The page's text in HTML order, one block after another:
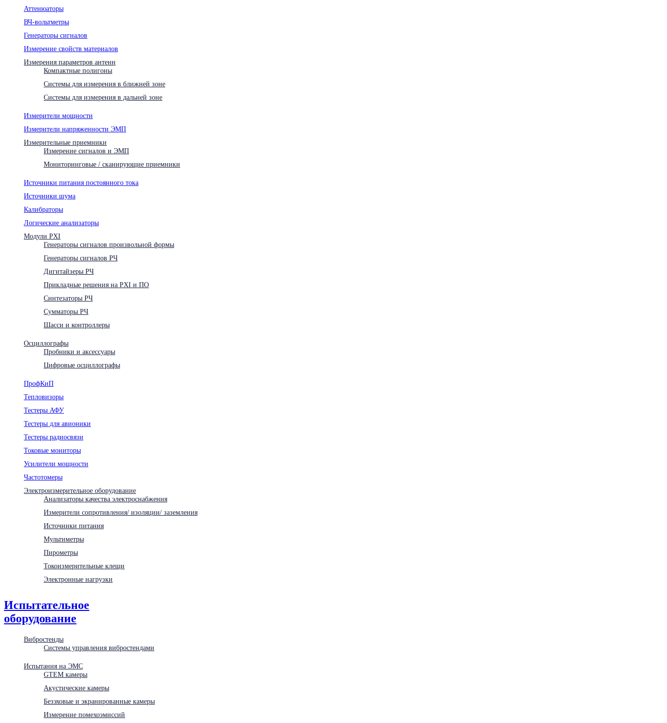
Аттенюаторы
ВЧ-вольтметры
Генераторы сигналов
Измерение свойств материалов
Измерения параметров антенн
Компактные полигоны
Системы для измерения в ближней зоне
Системы для измерения в дальней зоне
Измерители мощности
Измерители напряженности ЭМП
Измерительные приемники
Измерение сигналов и ЭМП
Мониторинговые / сканирующие приемники
Источники питания постоянного тока
Источники шума
Калибраторы
Логические анализаторы
Модули PXI
Генераторы сигналов произвольной формы
Генераторы сигналов РЧ
Дигитайзеры РЧ
Прикладные решения на PXI и ПО
Синтезаторы РЧ
Сумматоры РЧ
Шасси и контроллеры
Осциллографы
Пробники и аксессуары
Цифровые осциллографы
ПрофКиП
Тепловизоры
Тестеры АФУ
Тестеры для авионики
Тестеры радиосвязи
Токовые мониторы
Усилители мощности
Частотомеры
Электроизмерительное оборудование
Анализаторы качества электроснабжения
Измерители сопротивления/ изоляции/ заземления
Источники питания
Мультиметры
Пирометры
Токоизмерительные клещи
Электронные нагрузки
Испытательное
оборудование
Вибростенды
Системы управления вибростендами
Испытания на ЭМС
GTEM камеры
Акустические камеры
Безэховые и экранированные камеры
Измерение помехоэмиссий